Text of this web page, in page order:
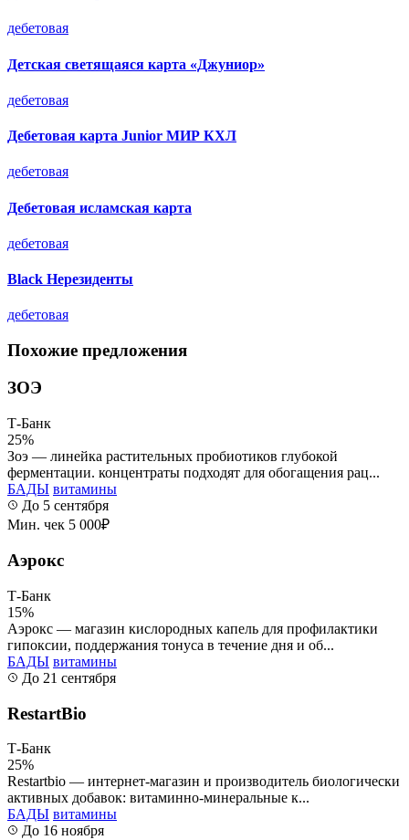
дебетовая
Детская светящаяся карта «Джуниор»
дебетовая
Дебетовая карта Junior МИР КХЛ
дебетовая
Дебетовая исламская карта
дебетовая
Black Нерезиденты
дебетовая
Похожие предложения
ЗОЭ
Т-Банк
25%
Зоэ — линейка растительных пробиотиков глубокой
ферментации. концентраты подходят для обогащения рац...
БАДЫ витамины
До 5 сентября
Мин. чек 5 000₽
Аэрокс
Т-Банк
15%
Аэрокс — магазин кислородных капель для профилактики
гипоксии, поддержания тонуса в течение дня и об...
БАДЫ витамины
До 21 сентября
RestartBio
Т-Банк
25%
Restartbio — интернет-магазин и производитель биологически
активных добавок: витаминно-минеральные к...
БАДЫ витамины
До 16 ноября